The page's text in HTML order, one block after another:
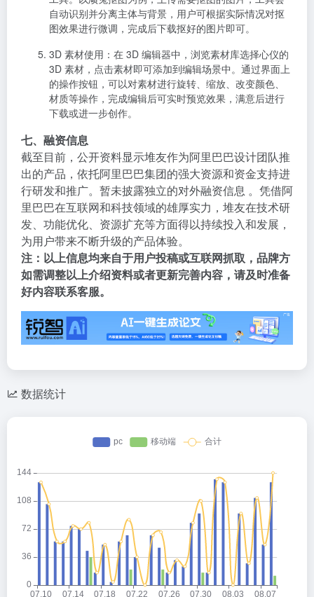
自动识别并分离主体与背景，用户可根据实际情况对抠
图效果进行微调，完成后下载抠好的图片即可。
3D 素材使用 ：在 3D 编辑器中，浏览素材库选择心仪的
3D 素材，点击素材即可添加到编辑场景中。通过界面上
的操作按钮，可以对素材进行旋转、缩放、改变颜色、
材质等操作，完成编辑后可实时预览效果，满意后进行
下载或进一步创作。
七、融资信息
截至目前，公开资料显示堆友作为阿里巴巴设计团队推
出的产品，依托阿里巴巴集团的强大资源和资金支持进
行研发和推广。暂未披露独立的对外融资信息 。凭借阿
里巴巴在互联网和科技领域的雄厚实力，堆友在技术研
发、功能优化、资源扩充等方面得以持续投入和发展，
为用户带来不断升级的产品体验。
注：以上信息均来自于用户投稿或互联网抓取，品牌方
如需调整以上介绍资料或者更新完善内容，请及时准备
好内容联系客服。
数据统计